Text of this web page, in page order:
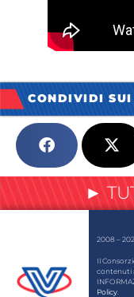
CONDIVIDI SUI
►
2008 –
Il
contenuti
Policy